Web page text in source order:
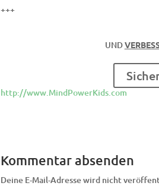
+++
UND
http://www.MindPowerKids.com
Kommentar absenden
Deine E-Mail-Adresse wird nicht